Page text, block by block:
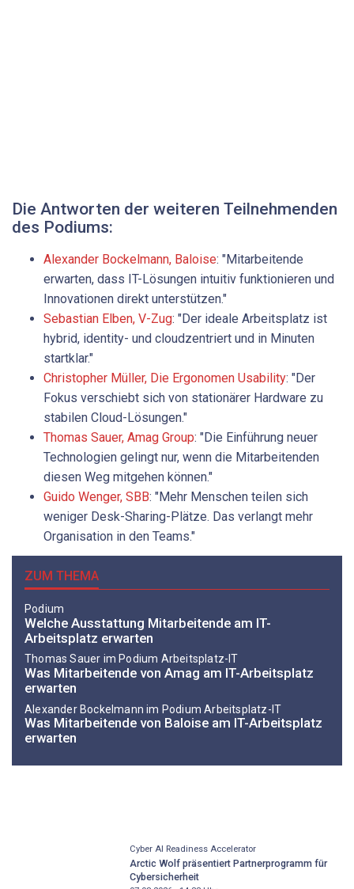
Die Antworten der weiteren Teilnehmenden
des Podiums:
Alexander Bockelmann, ­Baloise: "Mitarbeitende
erwarten, dass IT-Lösungen intuitiv funktionieren und
Innovationen direkt unterstützen."
Sebastian Elben, V-Zug: "Der ideale Arbeitsplatz ist
hybrid, identity- und cloudzentriert und in Minuten
startklar."
Christopher Müller, Die ­Ergonomen Usability: "Der
Fokus verschiebt sich von stationärer Hardware zu
stabilen Cloud-Lösungen."
Thomas Sauer, Amag Group: "Die Einführung neuer
Technologien gelingt nur, wenn die Mitarbeitenden
diesen Weg mitgehen können."
Guido Wenger, SBB: "Mehr Menschen teilen sich
weniger Desk-Sharing-Plätze. Das verlangt mehr
Organisation in den Teams."
ZUM THEMA
Podium
Welche Ausstattung Mitarbeitende am IT-
Arbeitsplatz erwarten
Thomas Sauer im Podium Arbeitsplatz-IT
Was Mitarbeitende von Amag am IT-Arbeitsplatz
erwarten
Alexander Bockelmann im Podium Arbeitsplatz-IT
Was Mitarbeitende von Baloise am IT-Arbeitsplatz
erwarten
Cyber AI Readiness Accelerator
Arctic Wolf präsentiert Partnerprogramm für
Cybersicherheit